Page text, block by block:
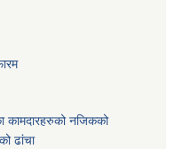
कामदारहरुको नजिकको
ढांचा